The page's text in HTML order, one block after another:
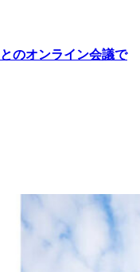
のオンライン会議で